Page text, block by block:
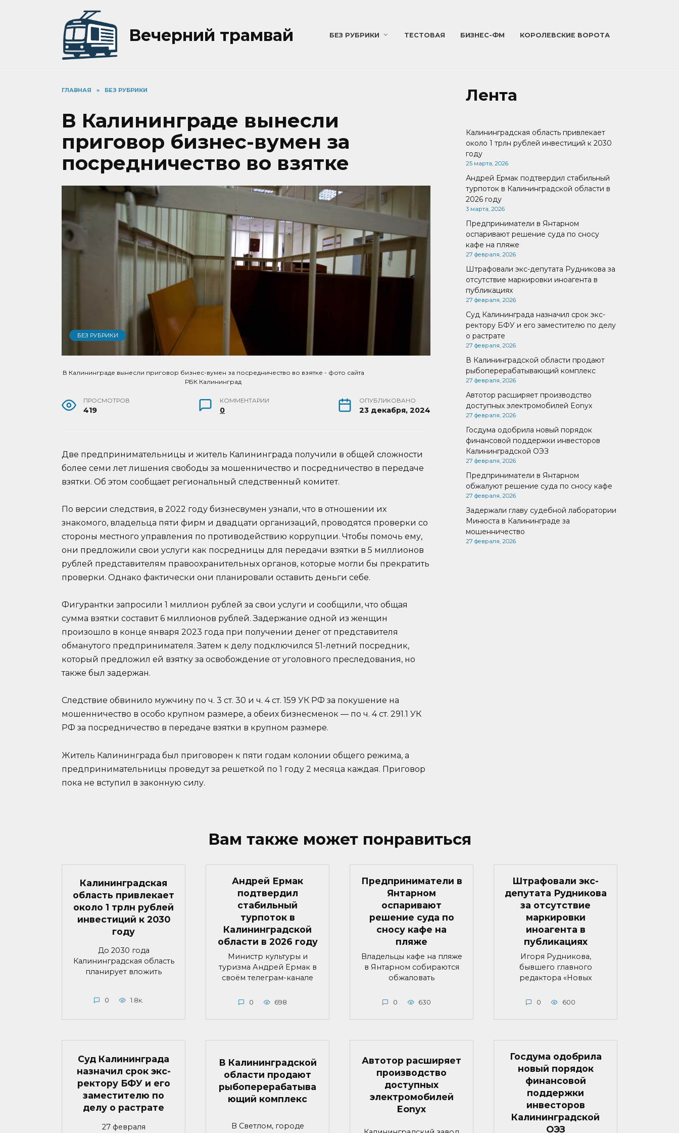
Вечерний трамвай БЕЗ РУБРИКИ ТЕСТОВАЯ БИЗНЕС-ФМ КОРОЛЕВСКИЕ ВОРОТА
ГЛАВНАЯ » БЕЗ РУБРИКИ
В Калининграде вынесли
приговор бизнес-вумен за
посредничество во взятке
БЕЗ РУБРИКИ
В Калининграде вынесли приговор бизнес-вумен за посредничество во взятке - фото сайта
РБК Калининград
ПРОСМОТРОВ
419
КОММЕНТАРИИ
0
ОПУБЛИКОВАНО
23 декабря, 2024
Две предпринимательницы и житель Калининграда получили в общей сложности
более семи лет лишения свободы за мошенничество и посредничество в передаче
взятки. Об этом сообщает региональный следственный комитет.
По версии следствия, в 2022 году бизнесвумен узнали, что в отношении их
знакомого, владельца пяти фирм и двадцати организаций, проводятся проверки со
стороны местного управления по противодействию коррупции. Чтобы помочь ему,
они предложили свои услуги как посредницы для передачи взятки в 5 миллионов
рублей представителям правоохранительных органов, которые могли бы прекратить
проверки. Однако фактически они планировали оставить деньги себе.
Фигурантки запросили 1 миллион рублей за свои услуги и сообщили, что общая
сумма взятки составит 6 миллионов рублей. Задержание одной из женщин
произошло в конце января 2023 года при получении денег от представителя
обманутого предпринимателя. Затем к делу подключился 51-летний посредник,
который предложил ей взятку за освобождение от уголовного преследования, но
также был задержан.
Следствие обвинило мужчину по ч. 3 ст. 30 и ч. 4 ст. 159 УК РФ за покушение на
мошенничество в особо крупном размере, а обеих бизнесменок — по ч. 4 ст. 291.1 УК
РФ за посредничество в передаче взятки в крупном размере.
Житель Калининграда был приговорен к пяти годам колонии общего режима, а
предпринимательницы проведут за решеткой по 1 году 2 месяца каждая. Приговор
пока не вступил в законную силу.
Лента
Калининградская область привлекает
около 1 трлн рублей инвестиций к 2030
году
25 марта, 2026
Андрей Ермак подтвердил стабильный
турпоток в Калининградской области в
2026 году
3 марта, 2026
Предприниматели в Янтарном
оспаривают решение суда по сносу
кафе на пляже
27 февраля, 2026
Штрафовали экс-депутата Рудникова за
отсутствие маркировки иноагента в
публикациях
27 февраля, 2026
Суд Калининграда назначил срок экс-
ректору БФУ и его заместителю по делу
о растрате
27 февраля, 2026
В Калининградской области продают
рыбоперерабатывающий комплекс
27 февраля, 2026
Автотор расширяет производство
доступных электромобилей Eonyx
27 февраля, 2026
Госдума одобрила новый порядок
финансовой поддержки инвесторов
Калининградской ОЭЗ
27 февраля, 2026
Предприниматели в Янтарном
обжалуют решение суда по сносу кафе
27 февраля, 2026
Задержали главу судебной лаборатории
Минюста в Калининграде за
мошенничество
27 февраля, 2026
Вам также может понравиться
Калининградская
область привлекает
около 1 трлн рублей
инвестиций к 2030
году
До 2030 года
Калининградская область
планирует вложить
0 1.8к.
Андрей Ермак
подтвердил
стабильный
турпоток в
Калининградской
области в 2026 году
Министр культуры и
туризма Андрей Ермак в
своём телеграм-канале
0 698
Предприниматели в
Янтарном
оспаривают
решение суда по
сносу кафе на
пляже
Владельцы кафе на пляже
в Янтарном собираются
обжаловать
0 630
Штрафовали экс-
депутата Рудникова
за отсутствие
маркировки
иноагента в
публикациях
Игоря Рудникова,
бывшего главного
редактора «Новых
0 600
Суд Калининграда
назначил срок экс-
ректору БФУ и его
заместителю по
делу о растрате
27 февраля
В Калининградской
области продают
рыбоперерабатыва
ющий комплекс
В Светлом, городе
Автотор расширяет
производство
доступных
электромобилей
Eonyx
Госдума одобрила
новый порядок
финансовой
поддержки
инвесторов
Калининградской
ОЭЗ